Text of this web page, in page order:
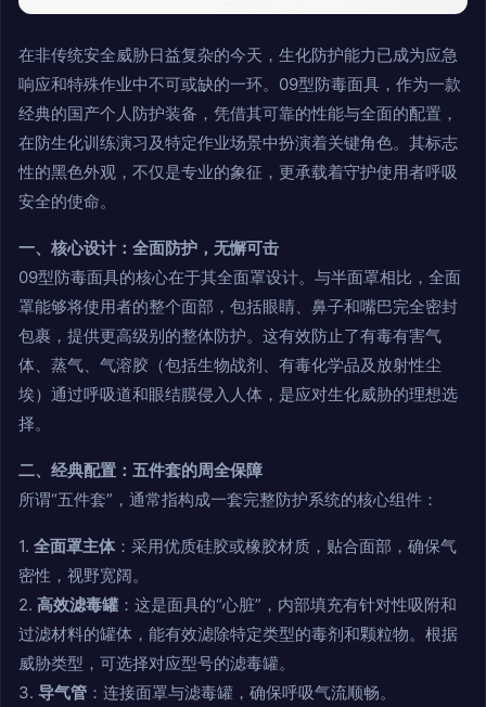
在非传统安全威胁日益复杂的今天，生化防护能力已成为应急
响应和特殊作业中不可或缺的一环。09型防毒面具，作为一款
经典的国产个人防护装备，凭借其可靠的性能与全面的配置，
在防生化训练演习及特定作业场景中扮演着关键角色。其标志
性的黑色外观，不仅是专业的象征，更承载着守护使用者呼吸
安全的使命。
一、核心设计：全面防护，无懈可击
09型防毒面具的核心在于其全面罩设计。与半面罩相比，全面
罩能够将使用者的整个面部，包括眼睛、鼻子和嘴巴完全密封
包裹，提供更高级别的整体防护。这有效防止了有毒有害气
体、蒸气、气溶胶（包括生物战剂、有毒化学品及放射性尘
埃）通过呼吸道和眼结膜侵入人体，是应对生化威胁的理想选
择。
二、经典配置：五件套的周全保障
所谓“五件套”，通常指构成一套完整防护系统的核心组件：
1. 全面罩主体：采用优质硅胶或橡胶材质，贴合面部，确保气
密性，视野宽阔。
2. 高效滤毒罐 ：这是面具的“心脏”，内部填充有针对性吸附和
过滤材料的罐体，能有效滤除特定类型的毒剂和颗粒物。根据
威胁类型，可选择对应型号的滤毒罐。
3. 导气管 ：连接面罩与滤毒罐，确保呼吸气流顺畅。